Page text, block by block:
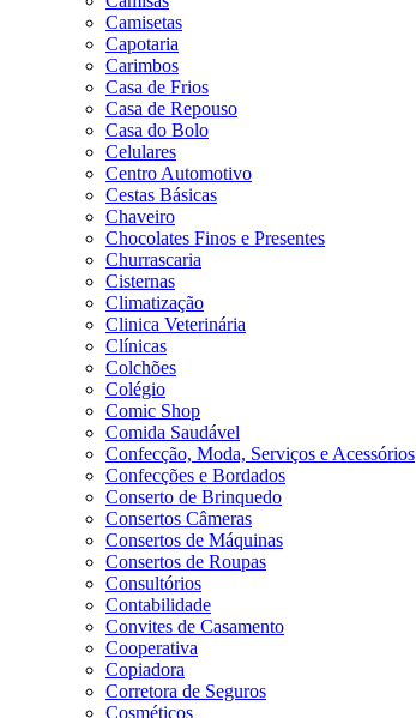
Camisetas
Capotaria
Carimbos
Casa de Frios
Casa de Repouso
Casa do Bolo
Celulares
Centro Automotivo
Cestas Básicas
Chaveiro
Chocolates Finos e Presentes
Churrascaria
Cisternas
Climatização
Clinica Veterinária
Clínicas
Colchões
Colégio
Comic Shop
Comida Saudável
Confecção, Moda, Serviços e Acessórios
Confecções e Bordados
Conserto de Brinquedo
Consertos Câmeras
Consertos de Máquinas
Consertos de Roupas
Consultórios
Contabilidade
Convites de Casamento
Cooperativa
Copiadora
Corretora de Seguros
Cosméticos